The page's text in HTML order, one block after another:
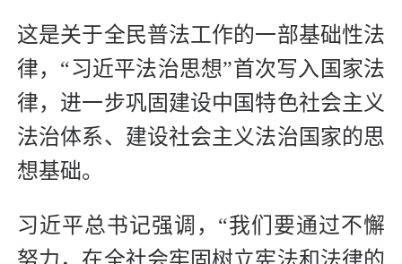
这是关于全民普法工作的一部基础性法
律，“习近平法治思想”首次写入国家法
律，进一步巩固建设中国特色社会主义
法治体系、建设社会主义法治国家的思
想基础。
习近平总书记强调，“我们要通过不懈